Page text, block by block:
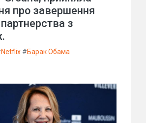
про завершення
з
Netflix #Барак Обама